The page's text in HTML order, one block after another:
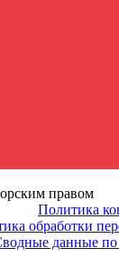
правом
Политика
обработки
данные